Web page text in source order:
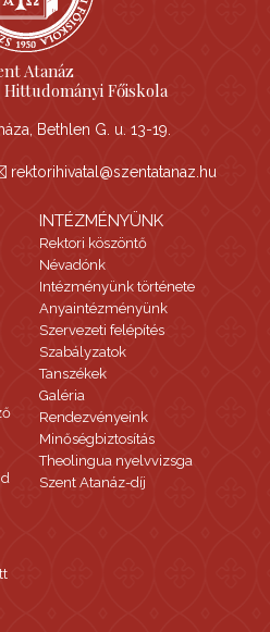
Atanáz
Főiskola
Bethlen G. u. 13-19.
rektorihivatal@szentatanaz.hu
INTÉZMÉNYÜNK
Rektori köszöntő
Névadónk
Intézményünk története
Anyaintézményünk
Szervezeti felépítés
Szabályzatok
Tanszékek
Galéria
Rendezvényeink
Minőségbiztosítás
Theolingua nyelvvizsga
Szent Atanáz-díj